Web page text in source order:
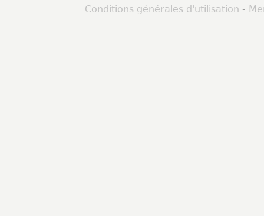
Conditions générales d'utilisation -